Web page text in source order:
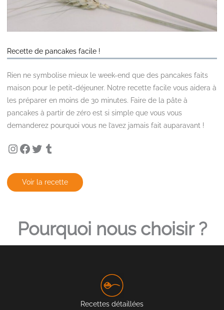
Recette de pancakes facile !
Rien ne symbolise mieux le week-end que des pancakes faits
maison pour le petit-déjeuner. Notre recette facile vous aidera à
les préparer en moins de 30 minutes. Faire de la pâte à
pancakes à partir de zéro est si simple que vous vous
demanderez pourquoi vous ne l’avez jamais fait auparavant !
InstagramFacebook Twitter Tumblr
Voir la recette
Pourquoi nous choisir ?
Recettes détaillées